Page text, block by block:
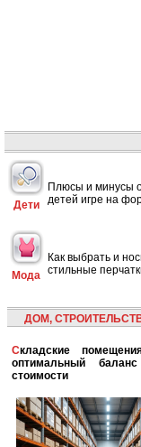
Дети
Плюсы и минусы
детей игре на
Мода
Как выбрать и
стильные
ДОМ,
Складские помещения класса B:
оптимальный
стоимости